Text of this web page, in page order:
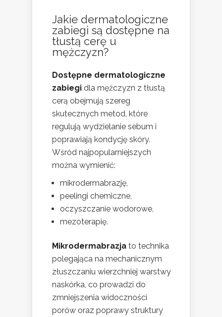
Jakie dermatologiczne
zabiegi są dostępne na
tłustą cerę u
mężczyzn?
Dostępne dermatologiczne
zabiegi dla mężczyzn z tłustą
cerą obejmują szereg
skutecznych metod, które
regulują wydzielanie sebum i
poprawiają kondycję skóry.
Wśród najpopularniejszych
można wymienić:
mikrodermabrazję,
peelingi chemiczne,
oczyszczanie wodorowe,
mezoterapię.
Mikrodermabrazja to technika
polegająca na mechanicznym
złuszczaniu wierzchniej warstwy
naskórka, co prowadzi do
zmniejszenia widoczności
porów oraz poprawy struktury